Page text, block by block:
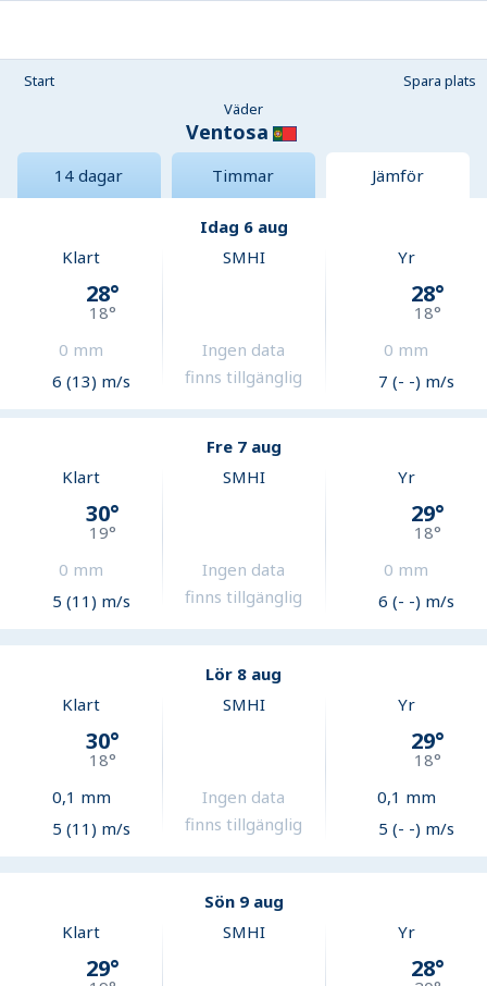
Start
Spara plats
Väder
Ventosa
14 dagar Timmar Jämför
Idag 6 aug
Klart
28°
18°
0 mm
6 (13) m/s
SMHI
Ingen data
finns tillgänglig
Yr
28°
18°
0 mm
7 (- -) m/s
Fre 7 aug
Klart
30°
19°
0 mm
5 (11) m/s
SMHI
Ingen data
finns tillgänglig
Yr
29°
18°
0 mm
6 (- -) m/s
Lör 8 aug
Klart
30°
18°
0,1 mm
5 (11) m/s
SMHI
Ingen data
finns tillgänglig
Yr
29°
18°
0,1 mm
5 (- -) m/s
Sön 9 aug
Klart
29°
SMHI Yr
28°